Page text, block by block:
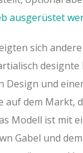
ausgerüstet
sich
designte
Design und
dem Markt,
Modell ist mit
Gabel und